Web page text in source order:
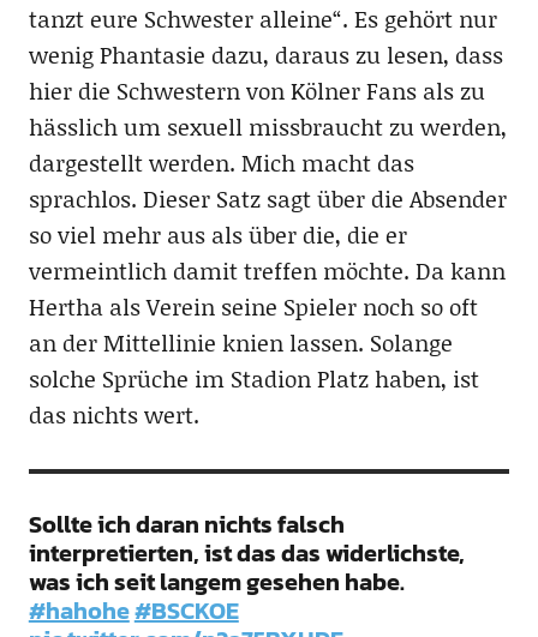
tanzt eure Schwester alleine“. Es gehört nur
wenig Phantasie dazu, daraus zu lesen, dass
hier die Schwestern von Kölner Fans als zu
hässlich um sexuell missbraucht zu werden,
dargestellt werden. Mich macht das
sprachlos. Dieser Satz sagt über die Absender
so viel mehr aus als über die, die er
vermeintlich damit treffen möchte. Da kann
Hertha als Verein seine Spieler noch so oft
an der Mittellinie knien lassen. Solange
solche Sprüche im Stadion Platz haben, ist
das nichts wert.
Sollte ich daran nichts falsch
interpretierten, ist das das widerlichste,
was ich seit langem gesehen habe.
#hahohe#BSCKOE